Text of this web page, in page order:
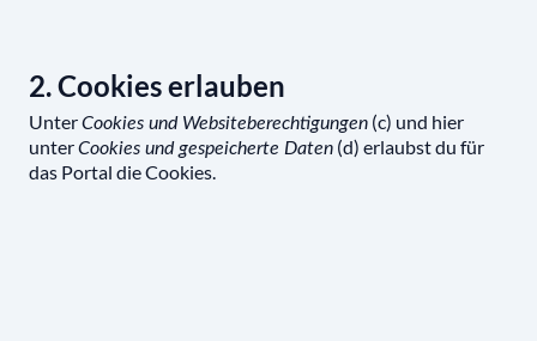
2. Cookies erlauben
UnterCookies und Websiteberechtigungen (c) und hier
unterCookies und gespeicherte Daten (d) erlaubst du für
das Portal die Cookies.